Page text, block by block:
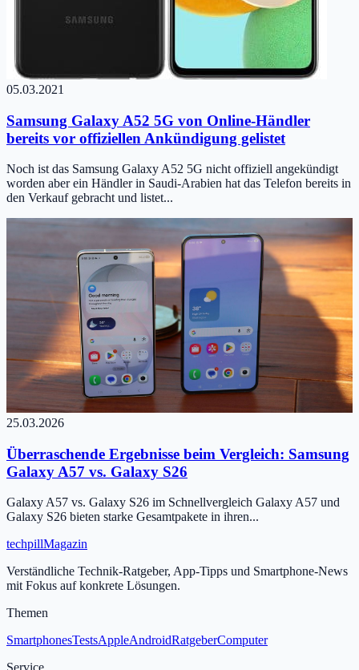
05.03.2021
Samsung Galaxy A52 5G von Online-Händler
bereits vor offiziellen Ankündigung gelistet
Noch ist das Samsung Galaxy A52 5G nicht offiziell angekündigt
worden aber ein Händler in Saudi-Arabien hat das Telefon bereits in
den Verkauf gebracht und listet...
25.03.2026
Überraschende Ergebnisse beim Vergleich: Samsung
Galaxy A57 vs. Galaxy S26
Galaxy A57 vs. Galaxy S26 im Schnellvergleich Galaxy A57 und
Galaxy S26 bieten starke Gesamtpakete in ihren...
techpillMagazin
Verständliche Technik-Ratgeber, App-Tipps und Smartphone-News
mit Fokus auf konkrete Lösungen.
Themen
SmartphonesTestsAppleAndroidRatgeberComputer